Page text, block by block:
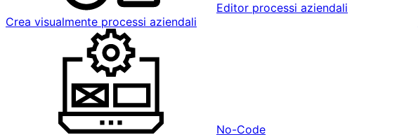
Editor processi aziendali
Crea visualmente processi aziendali
No-Code